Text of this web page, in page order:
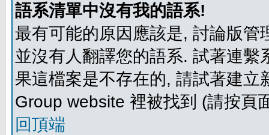
語系清單中沒有我的語系!
最有可能的原因應該是, 討論版
並沒有人翻譯您的語系. 試著連
果這檔案是不存在的, 請試著建
Group website 裡被找到 (請按頁
回頂端